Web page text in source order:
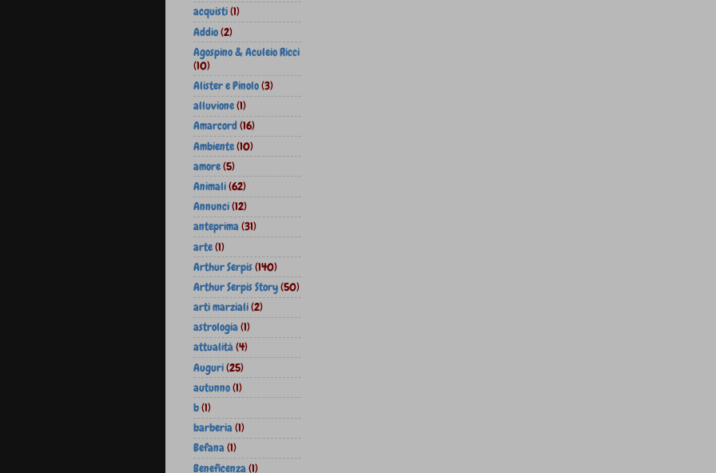
acquisti(1)
Addio(2)
Agospino & Aculeio Ricci
(10)
Alister e Pinolo(3)
alluvione(1)
Amarcord(16)
Ambiente(10)
amore(5)
Animali(62)
Annunci(12)
anteprima(31)
arte(1)
Arthur Serpis(140)
Arthur Serpis Story(50)
arti marziali(2)
astrologia(1)
attualità(4)
Auguri(25)
autunno(1)
b(1)
barberia(1)
Befana(1)
Beneficenza(1)